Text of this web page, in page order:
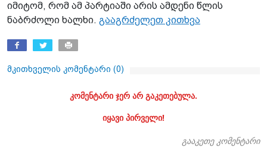
იმიტომ, რომ ამ პარტიაში არის ამდენი წლის
ნაბრძოლი ხალხი. გააგრძელეთ კითხვა
მკითხველის კომენტარი (0)
კომენტარი ჯერ არ გაკეთებულა.
იყავი პირველი!
გააკეთე კომენტარი